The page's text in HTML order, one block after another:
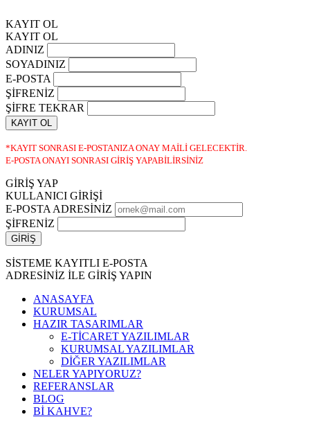
KAYIT OL
KAYIT OL
ADINIZ
SOYADINIZ
E-POSTA
ŞİFRENİZ
ŞİFRE TEKRAR
KAYIT OL
*KAYIT SONRASI E-POSTANIZA ONAY MAİLİ GELECEKTİR.
E-POSTA ONAYI SONRASI GİRİŞ YAPABİLİRSİNİZ
GİRİŞ YAP
KULLANICI GİRİŞİ
E-POSTA ADRESİNİZ
ŞİFRENİZ
SİSTEME KAYITLI E-POSTA
ADRESİNİZ İLE GİRİŞ YAPIN
ANASAYFA
KURUMSAL
HAZIR TASARIMLAR
E-TİCARET YAZILIMLAR
KURUMSAL YAZILIMLAR
DİĞER YAZILIMLAR
NELER YAPIYORUZ?
REFERANSLAR
BLOG
Bİ KAHVE?